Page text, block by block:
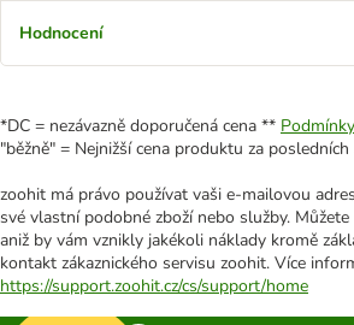
Hodnocení
*DC = nezávazně doporučená cena **
"běžně" = Nejnižší cena produktu za
zoohit má právo používat vaši e-mailovou
své vlastní podobné zboží nebo služby.
aniž by vám vznikly jakékoli náklady kromě
kontakt zákaznického servisu zoohit. Více
https://support.zoohit.cz/cs/support/home